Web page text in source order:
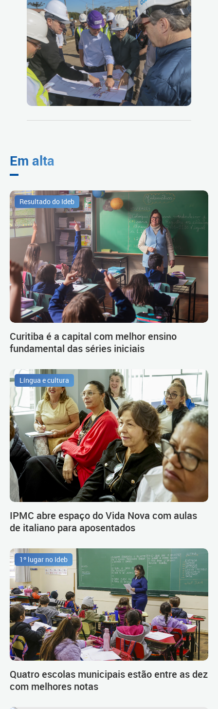
Em alta
Resultado do Ideb
Curitiba é a capital com melhor ensino
fundamental das séries iniciais
Língua e cultura
IPMC abre espaço do Vida Nova com aulas
de italiano para aposentados
1º lugar no Ideb
Quatro escolas municipais estão entre as dez
com melhores notas